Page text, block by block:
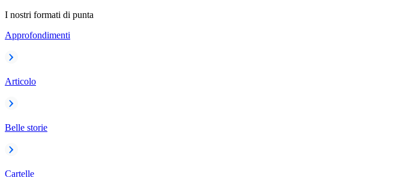
I nostri formati di punta
Approfondimenti
Articolo
Belle storie
Cartelle